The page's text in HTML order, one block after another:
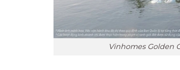
Vinhomes Golden